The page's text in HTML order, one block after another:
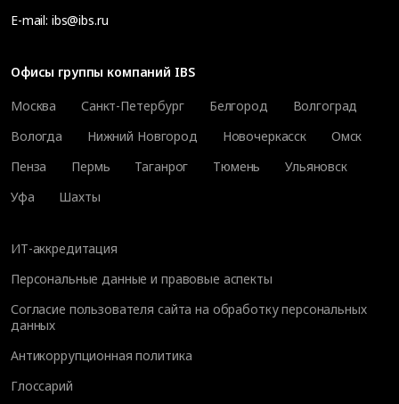
E-mail: ibs@ibs.ru
Офисы группы компаний IBS
Москва
Санкт-Петербург Белгород
Волгоград
Вологда
Нижний Новгород Новочеркасск
Омск
Пенза
Пермь Таганрог Тюмень
Ульяновск
Уфа
Шахты
ИТ-аккредитация
Персональные данные и правовые аспекты
Согласие пользователя сайта на обработку персональных
данных
Антикоррупционная политика
Глоссарий